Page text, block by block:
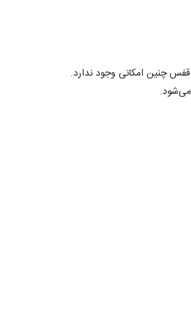
قفس چنین امکانی وجود ندارد.
می‌شود.